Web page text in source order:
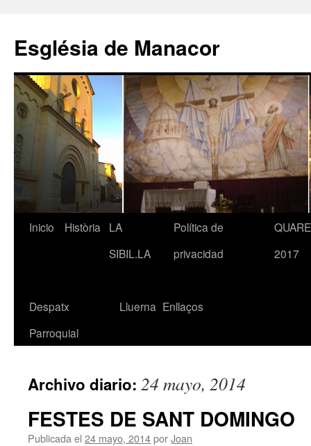
contenido
Església de Manacor
Inicio Història
LA
SIBIL.LA
Política de
privacidad
2017
Despatx
Parroquial
Lluerna Enllaços
Archivo diario: 24 mayo, 2014
FESTES DE SANT DOMINGO
Publicada el 24 mayo, 2014porJoan